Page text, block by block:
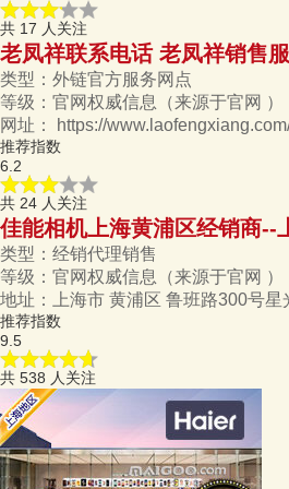
共 17 人关注
老凤祥联系电话 老凤祥销售
类型： 外链官方服务网点
等级： 官网权威信息
（来源于官网 ）
网址：
https://
推荐指数
6.2
共 24 人关注
佳能相机上海黄浦区经销商--
类型： 经销代理销售
等级： 官网权威信息
（来源于官网 ）
地址：
上海市 黄浦区 鲁班路300号
推荐指数
9.5
共 538 人关注